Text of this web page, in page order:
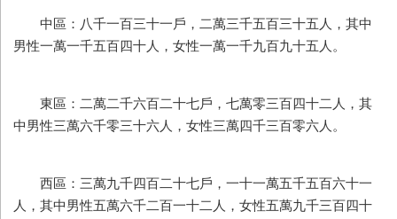
中區：八千一百三十一戶，二萬三千五百三十五人，其中
男性一萬一千五百四十人，女性一萬一千九百九十五人。
東區：二萬二千六百二十七戶，七萬零三百四十二人，其
中男性三萬六千零三十六人，女性三萬四千三百零六人。
西區：三萬九千四百二十七戶，一十一萬五千五百六十一
人，其中男性五萬六千二百一十二人，女性五萬九千三百四十